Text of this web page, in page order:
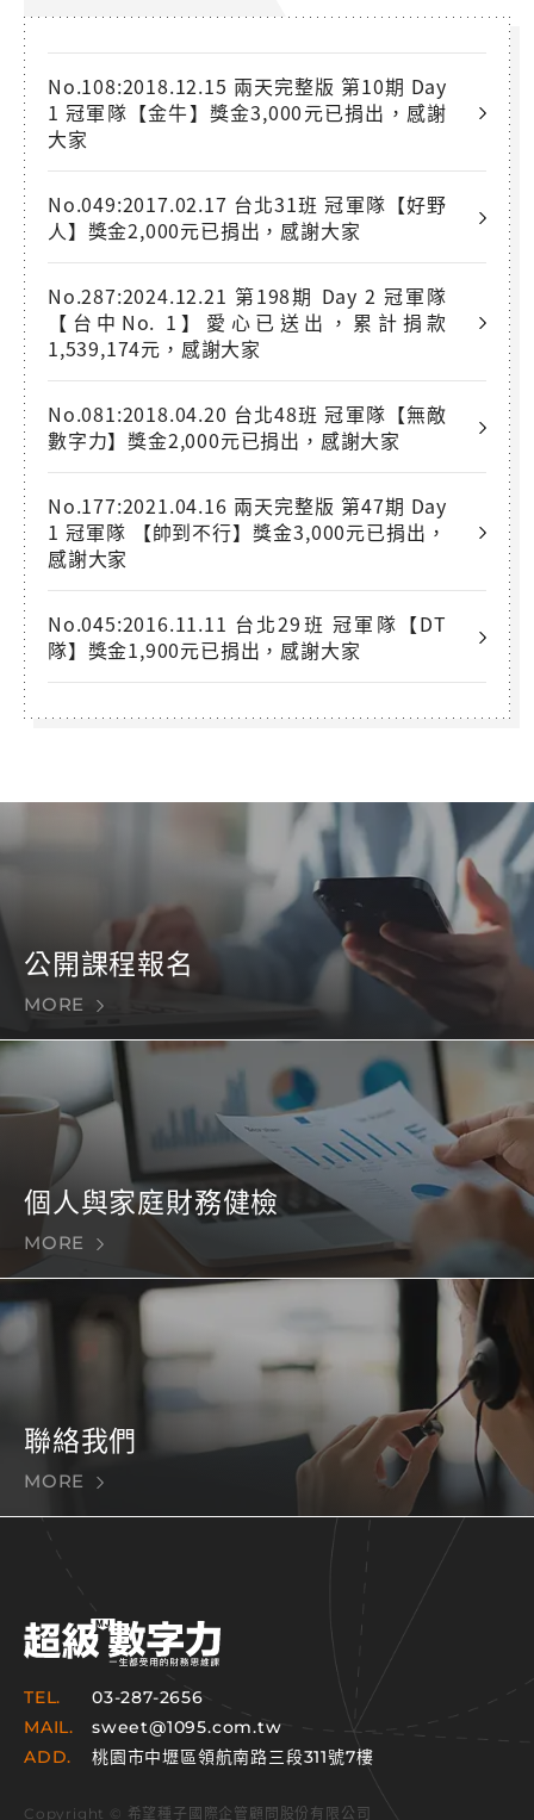
No.108:2018.12.15 兩天完整版 第10期 Day
1 冠軍隊【金牛】獎金3,000元已捐出，感謝
大家
No.049:2017.02.17 台北31班 冠軍隊【好野
人】獎金2,000元已捐出，感謝大家
No.287:2024.12.21 第198期 Day 2 冠軍隊
【台中No. 1】愛心已送出，累計捐款
1,539,174元，感謝大家
No.081:2018.04.20 台北48班 冠軍隊【無敵
數字力】獎金2,000元已捐出，感謝大家
No.177:2021.04.16 兩天完整版 第47期 Day
1 冠軍隊 【帥到不行】獎金3,000元已捐出，
感謝大家
No.045:2016.11.11 台北29班 冠軍隊【DT
隊】獎金1,900元已捐出，感謝大家
公開課程報名
MORE
個人與家庭財務健檢
MORE
聯絡我們
MORE
TEL.
03-287-2656
MAIL.
sweet@1095.com.tw
ADD.
桃園市中壢區領航南路三段311號7樓
Copyright © 希望種子國際企管顧問股份有限公司